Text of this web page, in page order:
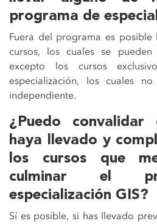
programa de
Fuera del programa es
cursos, los cuales se
excepto los cursos
especialización, los cuales
independiente.
¿Puedo convalidar
haya llevado y
los cursos que
culminar el
especialización GIS?
Sí es posible, si has llevado